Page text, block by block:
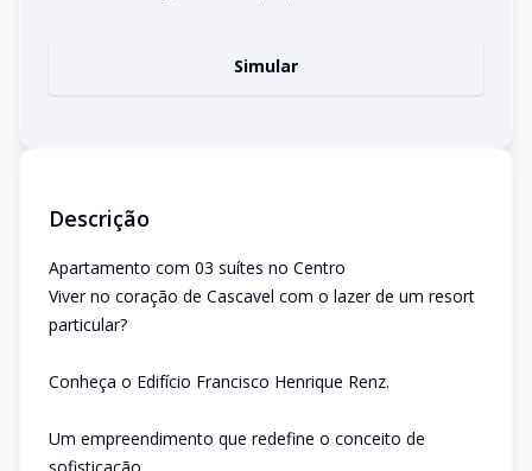
Simular
Descrição
Apartamento com 03 suítes no Centro
Viver no coração de Cascavel com o lazer de um resort
particular?
Conheça o Edifício Francisco Henrique Renz.
Um empreendimento que redefine o conceito de